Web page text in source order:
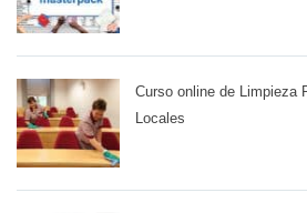
Curso online de Limpieza
Locales